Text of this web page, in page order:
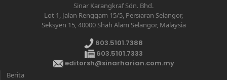
Sinar Karangkraf Sdn. Bhd.
Lot 1, Jalan Renggam 15/5, Persiaran Selangor,
Seksyen 15, 40000 Shah Alam Selangor, Malaysia
603.5101.7388
603.5101.7333
editorsh@sinarharian.com.my
Berita